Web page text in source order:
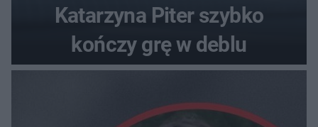
Katarzyna Piter szybko
kończy grę w deblu